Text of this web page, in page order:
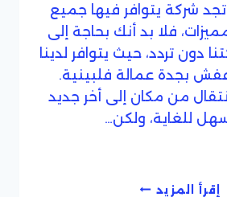
شركة يتوافر فيها جميع
فلا بد أنك بحاجة إلى
دون تردد، حيث يتوافر لدينا
بجدة عمالة فلبينية.
من مكان إلى أخر جديد
سهل للغاية، ولكن…
إقرأ المزيدشركة